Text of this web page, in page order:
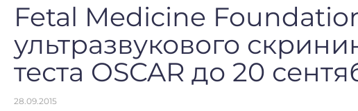
Fetal Medicine
ультразвукового
теста OSCAR до 20
28.09.2015